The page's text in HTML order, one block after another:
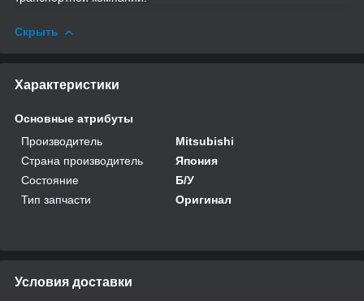
Скрыть
Характеристики
Основные атрибуты
Производитель
Mitsubishi
Страна производитель
Япония
Состояние
Б/У
Тип запчасти
Оригинал
Условия доставки